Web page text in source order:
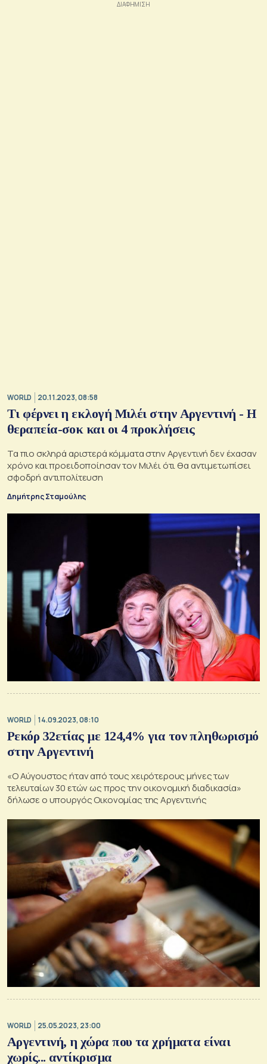
WORLD 20.11.2023, 08:58
Τι φέρνει η εκλογή Μιλέι στην Αργεντινή - Η
θεραπεία-σοκ και οι 4 προκλήσεις
Τα πιο σκληρά αριστερά κόμματα στην Αργεντινή δεν έχασαν
χρόνο και προειδοποίησαν τον Μιλέι ότι θα αντιμετωπίσει
σφοδρή αντιπολίτευση
Δημήτρης Σταμούλης
WORLD 14.09.2023, 08:10
Ρεκόρ 32ετίας με 124,4% για τον πληθωρισμό
στην Αργεντινή
«Ο Αύγουστος ήταν από τους χειρότερους μήνες των
τελευταίων 30 ετών ως προς την οικονομική διαδικασία»
δήλωσε ο υπουργός Οικονομίας της Αργεντινής
WORLD 25.05.2023, 23:00
Αργεντινή, η χώρα που τα χρήματα είναι
χωρίς... αντίκρισμα